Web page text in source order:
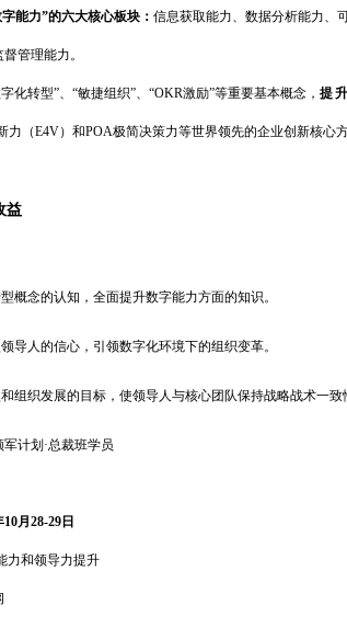
能力”的六大核心板块： 信息获取能力、数据分析能力、
管理能力。
化转型”、“敏捷组织”、“OKR激励”等重要基本概念， 提
力（E4V）和POA极简决策力等世界领先的企业创新核心
益
概念的认知，全面提升数字能力方面的知识。
导人的信心，引领数字化环境下的组织变革。
组织发展的目标，使领导人与核心团队保持战略战术一致
计划·总裁班学员
10月28-29日
力和领导力提升